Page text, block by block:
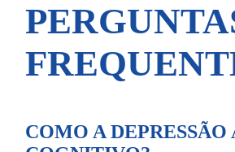
COMO A DEPRESSÃO